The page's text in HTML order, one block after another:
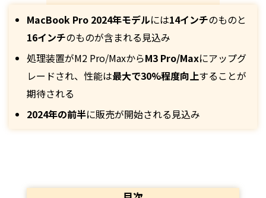
MacBook Pro 2024年モデルには14インチのものと
16インチのものが含まれる見込み
処理装置がM2 Pro/MaxからM3 Pro/Maxにアップグ
レードされ、性能は最大で30%程度向上することが
期待される
2024年の前半に販売が開始される見込み